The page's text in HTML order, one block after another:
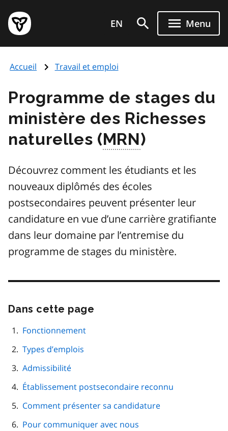
au
contenu
principal
Page
d'accueil
de
EN Menu
Accueil Travail et emploi
Programme de stages du
ministère des Richesses
naturelles (MRN)
Découvrez comment les étudiants et les
nouveaux diplômés des écoles
postsecondaires peuvent présenter leur
candidature en vue d’une carrière gratifiante
dans leur domaine par l’entremise du
programme de stages du ministère.
Dans cette page
Fonctionnement
Types d’emplois
Admissibilité
Établissement postsecondaire reconnu
Comment présenter sa candidature
Pour communiquer avec nous